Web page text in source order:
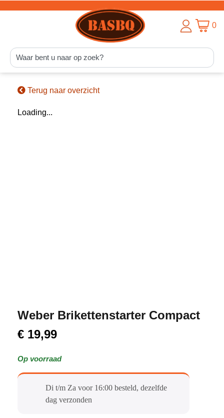
0
Terug naar overzicht
Loading...
Weber Brikettenstarter Compact
€ 19,99
Op voorraad
Di t/m Za voor 16:00 besteld, dezelfde
dag verzonden​